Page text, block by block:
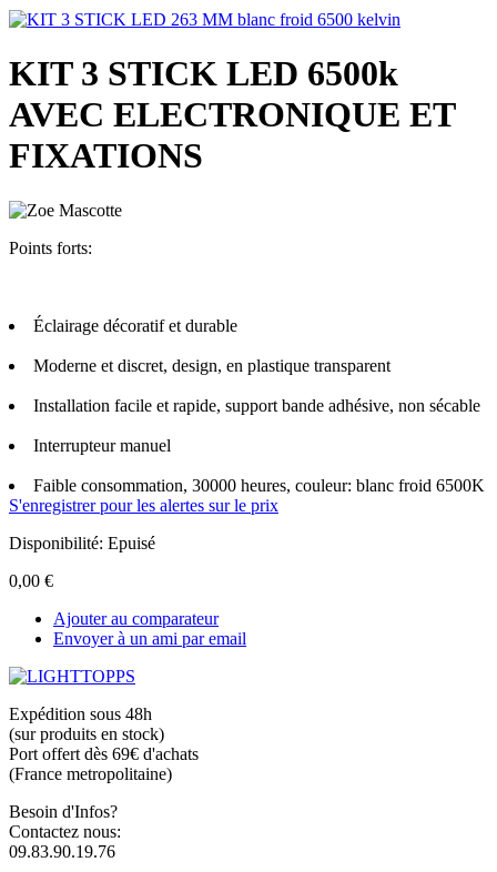
KIT 3 STICK LED 6500k
AVEC ELECTRONIQUE ET
FIXATIONS
Points forts:
Éclairage décoratif et durable
Moderne et discret, design, en plastique transparent
Installation facile et rapide, support bande adhésive, non sécable
Interrupteur manuel
Faible consommation, 30000 heures, couleur: blanc froid 6500K
S'enregistrer pour les alertes sur le prix
Disponibilité: Epuisé
0,00 €
Ajouter au comparateur
Envoyer à un ami par email
Expédition sous 48h
(sur produits en stock)
Port offert dès 69€ d'achats
(France metropolitaine)
Besoin d'Infos?
Contactez nous:
09.83.90.19.76